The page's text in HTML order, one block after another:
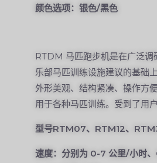
颜色选项：银色/黑色
RTDM 马匹跑步机是在广泛调
乐部马匹训练设施建议的基础
外形美观、结构紧凑、操作方
用于各种马匹训练。受到了用
型号RTM07、RTM12、
速度：分别为 0-7 公里/小时、